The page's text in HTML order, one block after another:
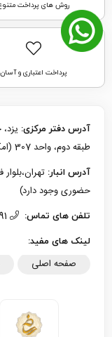
روش های پرداخت
پرداخت اعتباری و آسان
آدرس دفتر مرکزی:
طبقه دوم، واحد 307 (امکان خرید و تحویل حضوری وجود ندارد)
آدرس انبار:
حضوری وجود دارد)
تلفن های تماس:
لینک های مفید:
صفحه اصلی